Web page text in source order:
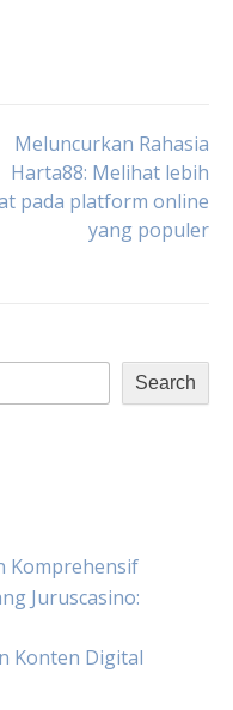
Meluncurkan Rahasia
Harta88: Melihat lebih
pada platform online
yang populer
Search
Komprehensif
Juruscasino:
Konten Digital